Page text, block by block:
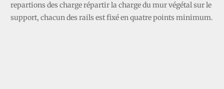
repartions des charge répartir la charge du mur végétal sur le
support, chacun des rails est fixé en quatre points minimum.